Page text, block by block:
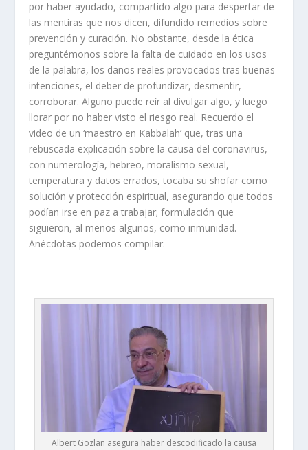
por haber ayudado, compartido algo para despertar de
las mentiras que nos dicen, difundido remedios sobre
prevención y curación. No obstante, desde la ética
preguntémonos sobre la falta de cuidado en los usos
de la palabra, los daños reales provocados tras buenas
intenciones, el deber de profundizar, desmentir,
corroborar. Alguno puede reír al divulgar algo, y luego
llorar por no haber visto el riesgo real. Recuerdo el
video de un ‘maestro en Kabbalah’ que, tras una
rebuscada explicación sobre la causa del coronavirus,
con numerología, hebreo, moralismo sexual,
temperatura y datos errados, tocaba su shofar como
solución y protección espiritual, asegurando que todos
podían irse en paz a trabajar; formulación que
siguieron, al menos algunos, como inmunidad.
Anécdotas podemos compilar.
Albert Gozlan asegura haber descodificado la causa